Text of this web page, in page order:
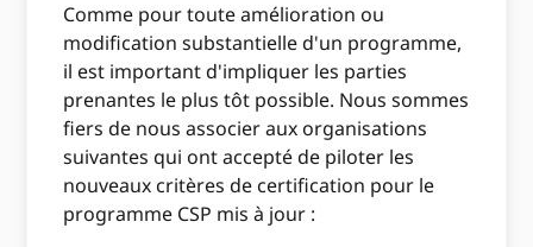
Comme pour toute amélioration ou
modification substantielle d'un programme,
il est important d'impliquer les parties
prenantes le plus tôt possible. Nous sommes
fiers de nous associer aux organisations
suivantes qui ont accepté de piloter les
nouveaux critères de certification pour le
programme CSP mis à jour :